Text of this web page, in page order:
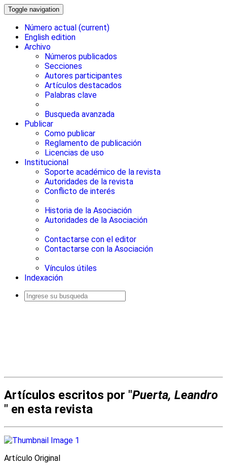
Toggle navigation
Número actual (current)
English edition
Archivo
Números publicados
Secciones
Autores participantes
Artículos destacados
Palabras clave
Busqueda avanzada
Publicar
Como publicar
Reglamento de publicación
Licencias de uso
Institucional
Soporte académico de la revista
Autoridades de la revista
Conflicto de interés
Historia de la Asociación
Autoridades de la Asociación
Contactarse con el editor
Contactarse con la Asociación
Vínculos útiles
Indexación
Artículos escritos por "Puerta, Leandro
" en esta revista
Artículo Original